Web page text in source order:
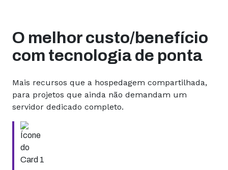
O melhor custo/benefício
com tecnologia de ponta
Mais recursos que a hospedagem compartilhada,
para projetos que ainda não demandam um
servidor dedicado completo.